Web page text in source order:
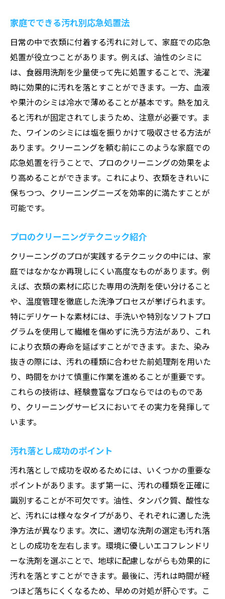
家庭でできる汚れ別応急処置法
日常の中で衣類に付着する汚れに対して、家庭での応急
処置が役立つことがあります。例えば、油性のシミに
は、食器用洗剤を少量使って先に処置することで、洗濯
時に効果的に汚れを落とすことができます。一方、血液
や果汁のシミは冷水で薄めることが基本です。熱を加え
ると汚れが固定されてしまうため、注意が必要です。ま
た、ワインのシミには塩を振りかけて吸収させる方法が
あります。クリーニングを頼む前にこのような家庭での
応急処置を行うことで、プロのクリーニングの効果をよ
り高めることができます。これにより、衣類をきれいに
保ちつつ、クリーニングニーズを効率的に満たすことが
可能です。
プロのクリーニングテクニック紹介
クリーニングのプロが実践するテクニックの中には、家
庭ではなかなか再現しにくい高度なものがあります。例
えば、衣類の素材に応じた専用の洗剤を使い分けること
や、温度管理を徹底した洗浄プロセスが挙げられます。
特にデリケートな素材には、手洗いや特別なソフトプロ
グラムを使用して繊維を傷めずに洗う方法があり、これ
により衣類の寿命を延ばすことができます。また、染み
抜きの際には、汚れの種類に合わせた前処理剤を用いた
り、時間をかけて慎重に作業を進めることが重要です。
これらの技術は、経験豊富なプロならではのものであ
り、クリーニングサービスにおいてその実力を発揮して
います。
汚れ落とし成功のポイント
汚れ落としで成功を収めるためには、いくつかの重要な
ポイントがあります。まず第一に、汚れの種類を正確に
識別することが不可欠です。油性、タンパク質、酸性な
ど、汚れには様々なタイプがあり、それぞれに適した洗
浄方法が異なります。次に、適切な洗剤の選定も汚れ落
としの成功を左右します。環境に優しいエコフレンドリ
ーな洗剤を選ぶことで、地球に配慮しながらも効果的に
汚れを落とすことができます。最後に、汚れは時間が経
つほど落ちにくくなるため、早めの対処が肝心です。こ